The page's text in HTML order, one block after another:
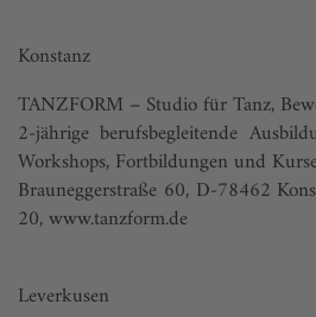
Konstanz
TANZFORM – Studio für Tanz,
2-jährige berufsbegleitende
Workshops, Fortbildungen und
Brauneggerstraße 60, D-78462
20,www.tanzform.de
Leverkusen